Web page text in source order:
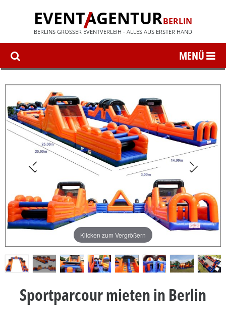
EVENTAGENTURBERLIN
BERLINS GROSSER EVENTVERLEIH - ALLES AUS ERSTER HAND
Sportparcour mieten in Berlin
Klicken zum Vergrößern